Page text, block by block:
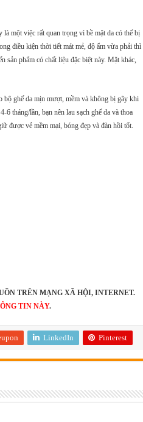
một việc rất quan trọng vì bề mặt da có thể bị
điều kiện thời tiết mát mẻ, độ ẩm vừa phải thì
sản phẩm có chất liệu đặc biệt này. Mặt khác,
bộ ghế da mịn mượt, mềm và không bị gãy khi
tháng/lần, bạn nên lau sạch ghế da và thoa
được vẻ mềm mại, bóng đẹp và đàn hồi tốt.
TRÊN MẠNG XÃ HỘI, INTERNET.
TIN NÀY.
LinkedIn Pinterest